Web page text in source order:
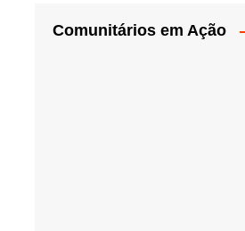
Comunitários em Ação